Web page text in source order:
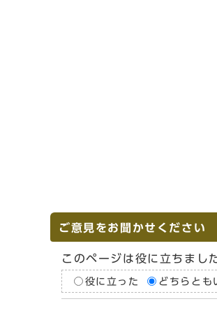
ご意見をお聞かせください
このページは役に立ちまし
役に立った どちらとも